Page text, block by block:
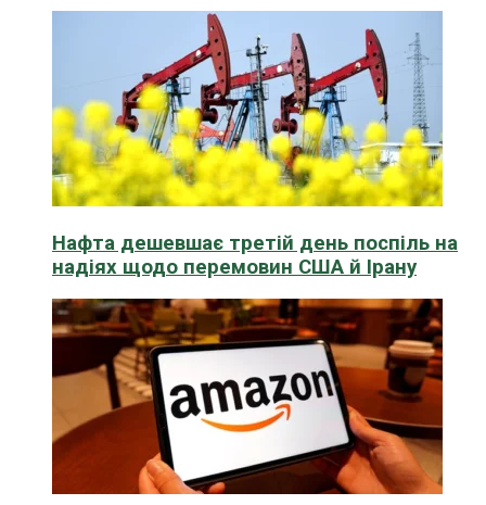
Нафта дешевшає третій день поспіль на
надіях щодо перемовин США й Ірану